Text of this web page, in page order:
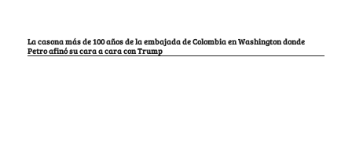
La casona más de 100 años de la embajada de Colombia en Washington donde
Petro afinó su cara a cara con Trump